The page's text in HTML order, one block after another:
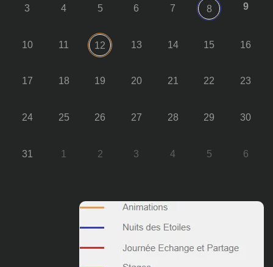
3 4 5 6 7 8 9
10 11 12 13 14 15 16
17 18 19 20 21 22 23
24 25 26 27 28 29 30
31 1 2 3 4 5 6